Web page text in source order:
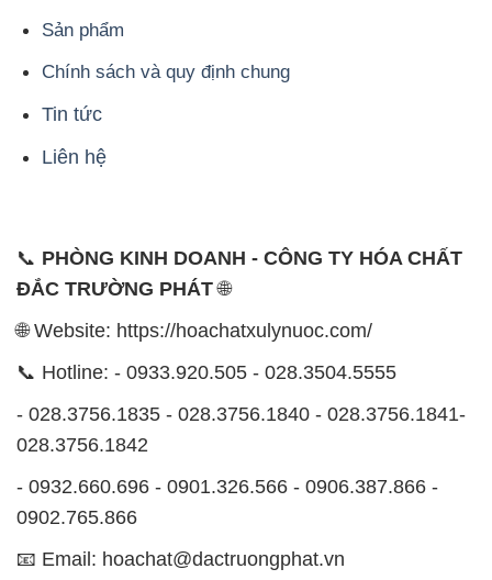
Liên hệ
📞
PHÒNG KINH DOANH - CÔNG TY HÓA CHẤT
ĐẮC TRƯỜNG PHÁT
- 028.3756.1835 - 028.3756.1840 - 028.3756.1841-
0902.765.866
📧 Email: hoachat@dactruongphat.vn
ĐỊA CHỈ
1229C Quốc lộ 1A, Phường Bình Trị Đông B,
Quận Bình Tân, TP. Hồ Chí Minh